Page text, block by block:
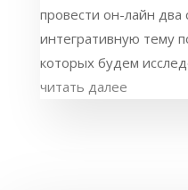
провести он-лайн два
интегративную тему
которых будем
читать далее